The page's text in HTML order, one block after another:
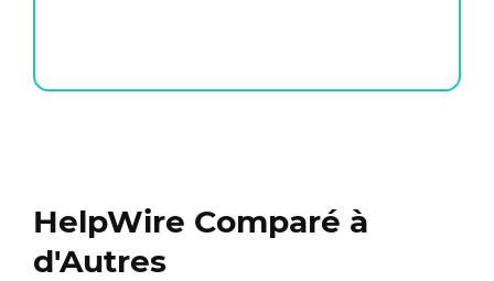
HelpWire Comparé à
d'Autres